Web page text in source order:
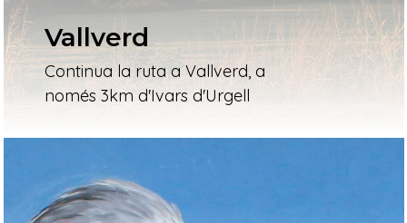
Vallverd
Continua la ruta a Vallverd, a
només 3km d'Ivars d'Urgell